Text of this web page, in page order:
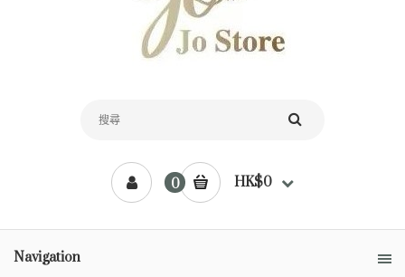
0 HK$0
Navigation